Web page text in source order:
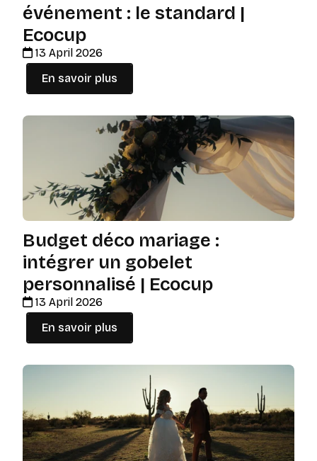
événement : le standard |
Ecocup
13 April 2026
En savoir plus
Budget déco mariage :
intégrer un gobelet
personnalisé | Ecocup
13 April 2026
En savoir plus